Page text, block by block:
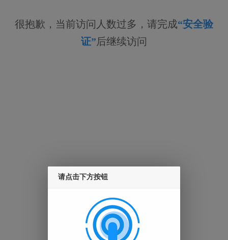
很抱歉，当前访问人数过多，请完成“安全验
证”后继续访问
请点击下方按钮